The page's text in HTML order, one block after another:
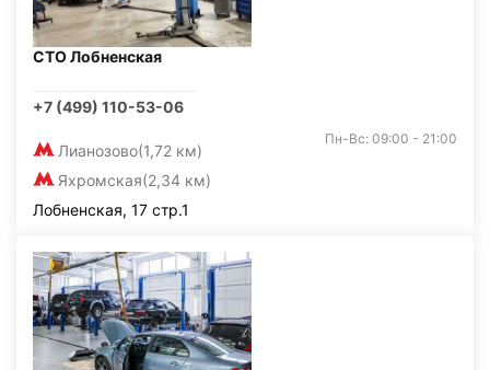
СТО Лобненская
+7 (499) 110-53-06
Лианозово(1,72 км)
Яхромская(2,34 км)
Пн-Вс: 09:00 - 21:00
Лобненская, 17 стр.1